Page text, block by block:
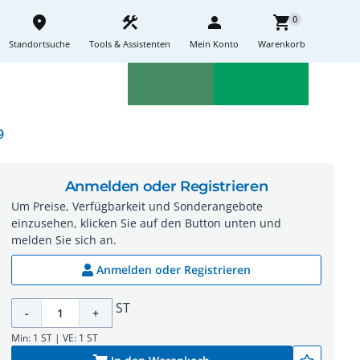
place
Standortsuche
construction
Tools & Assistenten
person
Mein Konto
shopping_cart0
Warenkorb
Anmelden oder Registrieren
Um Preise, Verfügbarkeit und Sonderangebote
einzusehen, klicken Sie auf den Button unten und
melden Sie sich an.
Anmelden oder Registrieren
- + ST
Min: 1 ST | VE: 1 ST